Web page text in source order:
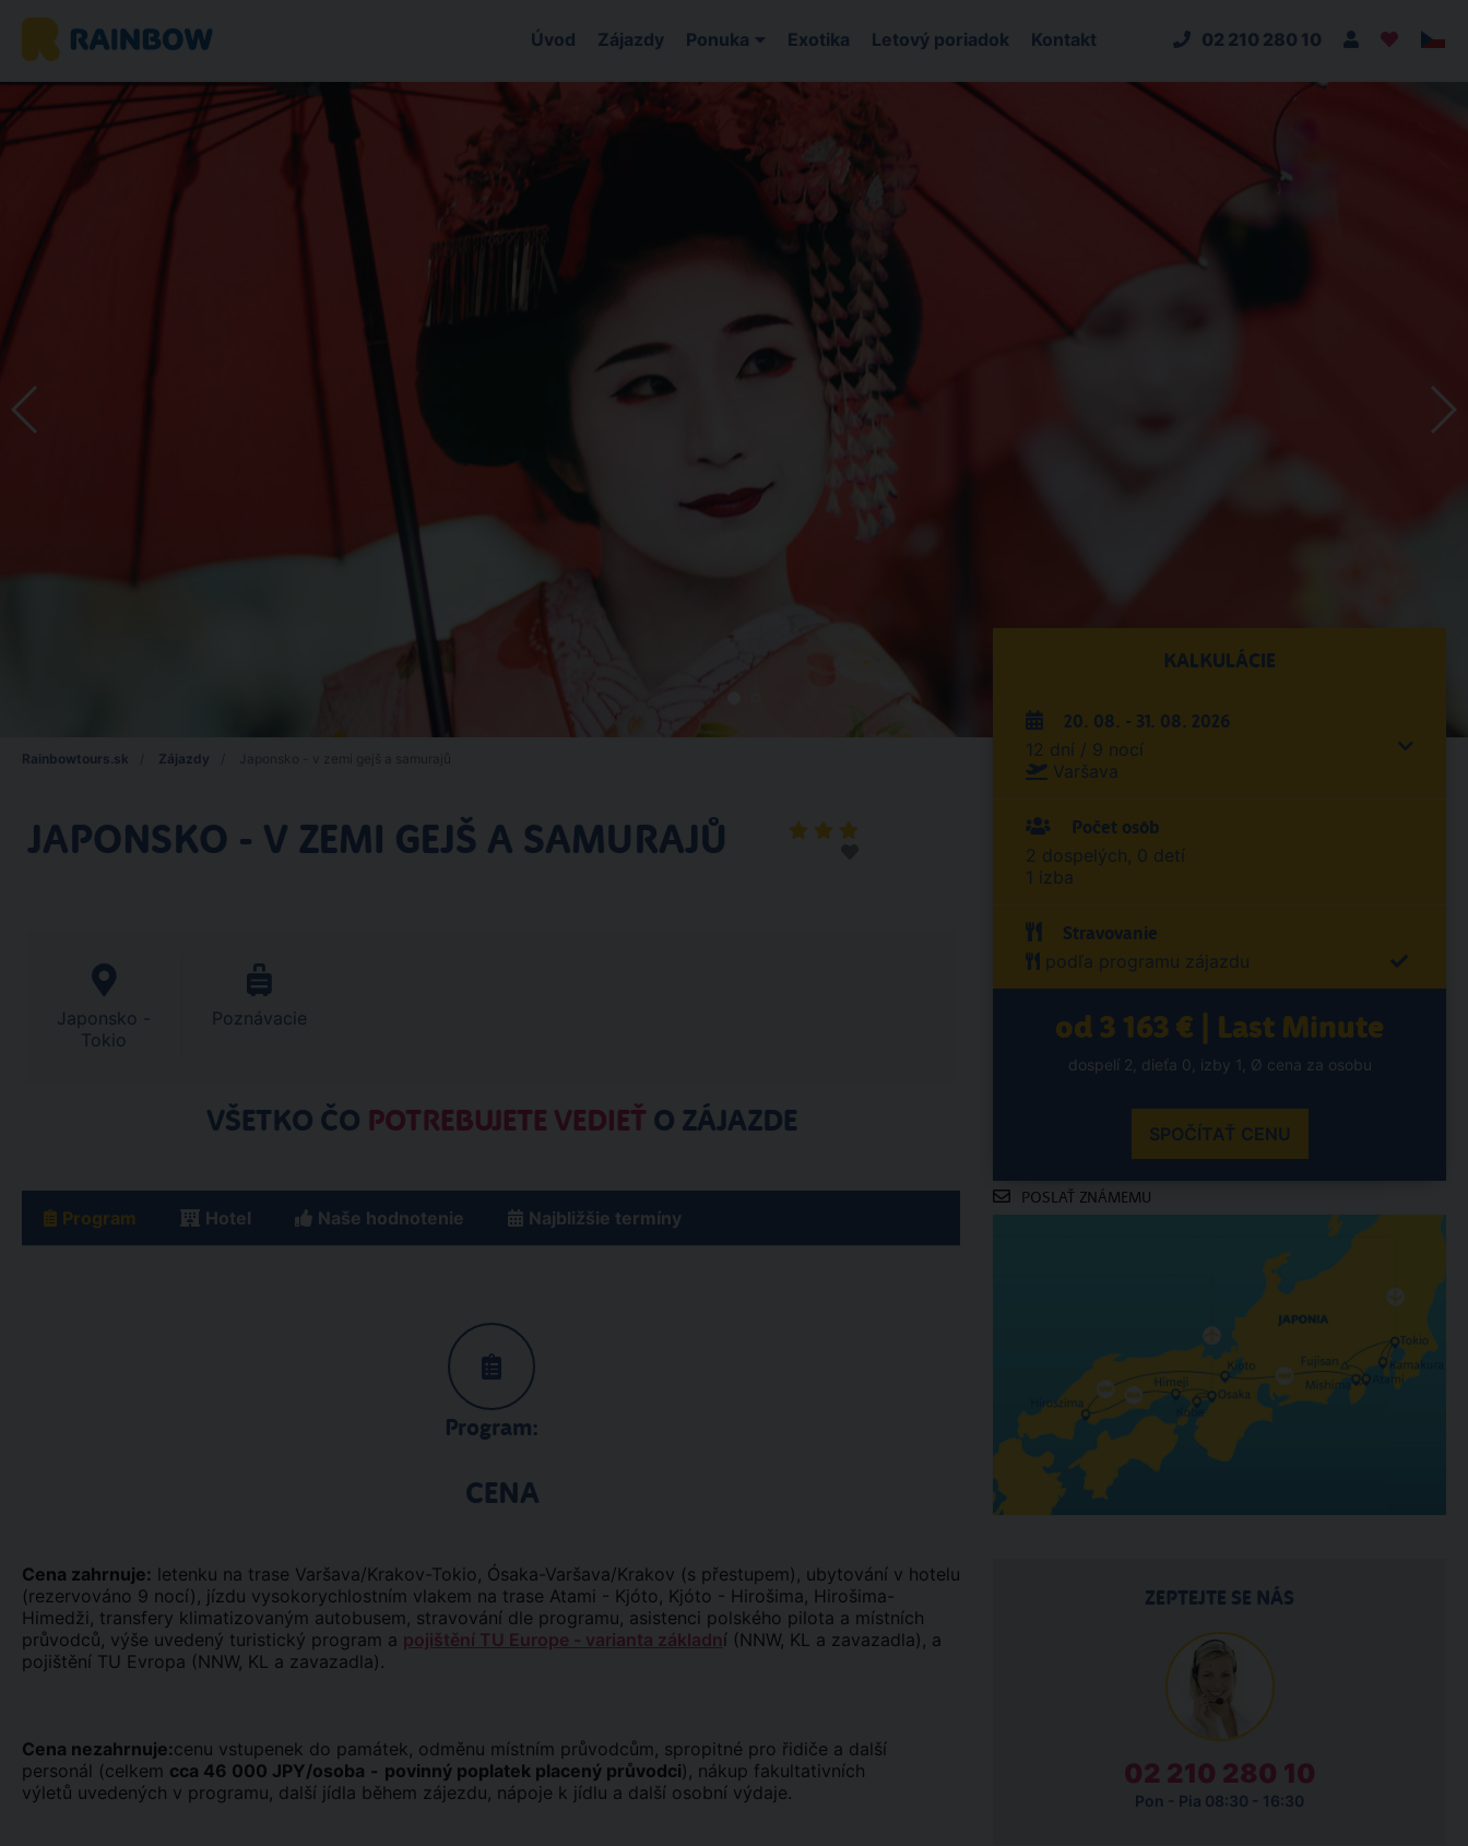
Úvod Zájazdy Ponuka Exotika Letový poriadok Kontakt 02 210 280 10
Rainbowtours.sk Zájazdy
JAPONSKO - V ZEMI GEJŠ A SAMURAJŮ
Japonsko -
Tokio
Poznávacie
VŠETKO ČO POTREBUJETE VEDIEŤ O ZÁJAZDE
Program Hotel Naše hodnotenie Najbližšie termíny
Program:
CENA
Cena zahrnuje: letenku na trase Varšava/Krakov-Tokio, Ósaka-Varšava/Krakov (s přestupem), ubytování v hotelu
(rezervováno 9 nocí), jízdu vysokorychlostním vlakem na trase Atami - Kjóto, Kjóto - Hirošima, Hirošima-
Himedži, transfery klimatizovaným autobusem, stravování dle programu, asistenci polského pilota a místních
průvodců, výše uvedený turistický program a pojištění TU Europe - varianta základní (NNW, KL a zavazadla), a
pojištění TU Evropa (NNW, KL a zavazadla).
Cena nezahrnuje:cenu vstupenek do památek, odměnu místním průvodcům, spropitné pro řidiče a další
personál (celkem cca 46 000 JPY/osoba - povinný poplatek placený průvodci), nákup fakultativních
výletů uvedených v programu, další jídla během zájezdu, nápoje k jídlu a další osobní výdaje.
KALKULÁCIE
20. 08. - 31. 08. 2026
12 dní / 9 nocí
Varšava
Počet osôb
2 dospelých, 0 detí
1 izba
Stravovanie
podľa programu zájazdu
od 3 163 € | Last Minute
dospelí 2, dieťa 0, izby 1, Ø cena za osobu
SPOČÍTAŤ CENU
POSLAŤ ZNÁMEMU
ZEPTEJTE SE NÁS
02 210 280 10
Pon - Pia 08:30 - 16:30